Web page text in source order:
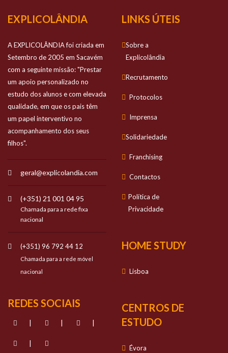
EXPLICOLÂNDIA
A EXPLICOLÂNDIA foi criada em
Setembro de 2005 em Sacavém
com a seguinte missão: "Prestar
um apoio personalizado no
estudo dos alunos e com elevada
qualidade, em que os pais têm
um papel interventivo no
acompanhamento dos seus
filhos".
geral@explicolandia.com
(+351) 21 001 04 95
Chamada para a rede fixa
nacional
(+351) 96 792 44 12
Chamada para a rede móvel
nacional
REDES SOCIAIS
| | |
|
LINKS ÚTEIS
Sobre a
Explicolândia
Recrutamento
Protocolos
Imprensa
Solidariedade
Franchising
Contactos
Política de
Privacidade
HOME STUDY
Lisboa
CENTROS DE
ESTUDO
Évora